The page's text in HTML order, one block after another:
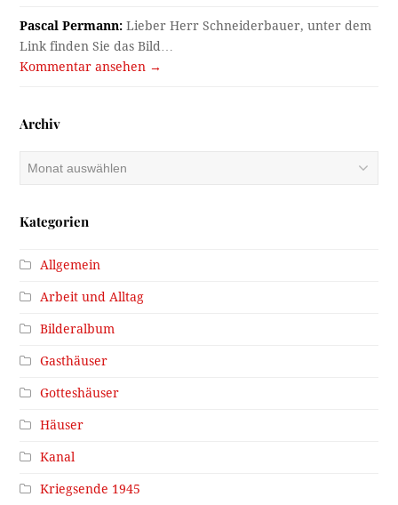
Pascal Permann: Lieber Herr Schneiderbauer, unter dem
Link finden Sie das Bild…
Kommentar ansehen →
Archiv
Kategorien
Allgemein
Arbeit und Alltag
Bilderalbum
Gasthäuser
Gotteshäuser
Häuser
Kanal
Kriegsende 1945